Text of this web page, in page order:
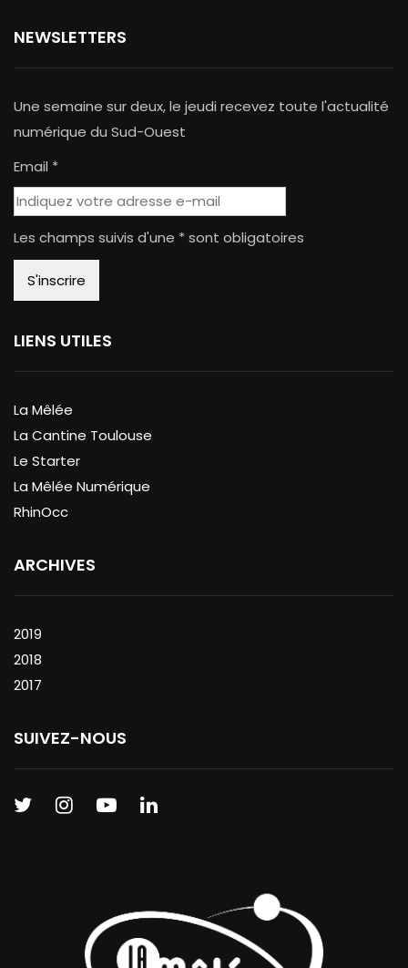
NEWSLETTERS
Une semaine sur deux, le jeudi recevez toute l'actualité
numérique du Sud-Ouest
Email *
Les champs suivis d'une * sont obligatoires
LIENS UTILES
La Mêlée
La Cantine Toulouse
Le Starter
La Mêlée Numérique
RhinOcc
ARCHIVES
2019
2018
2017
SUIVEZ-NOUS